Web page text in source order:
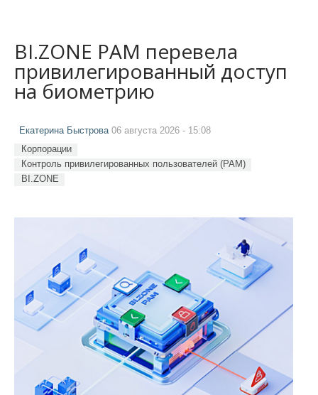
BI.ZONE PAM перевела
привилегированный доступ
на биометрию
Екатерина Быстрова06 августа 2026 - 15:08
Корпорации
Контроль привилегированных пользователей (PAM)
BI.ZONE